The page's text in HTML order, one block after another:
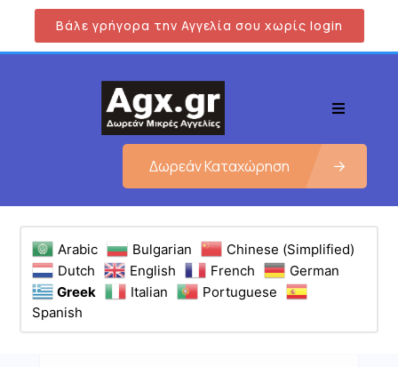
Βάλε γρήγορα την Αγγελία σου χωρίς login
Δωρεάν Καταχώρηση
Arabic Bulgarian
Chinese (Simplified)
Dutch
English French
German
Greek
Italian
Portuguese
Spanish